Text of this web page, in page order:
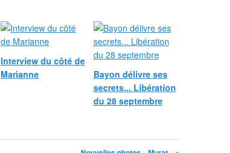
Interview du côté de
Marianne
Bayon délivre ses
secrets... Libération
du 28 septembre